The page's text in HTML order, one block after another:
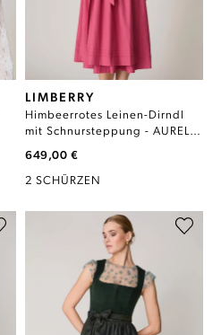
LIMBERRY
Himbeerrotes Leinen-Dirndl
mit Schnursteppung - AURELIE
649,00 €
2 SCHÜRZEN